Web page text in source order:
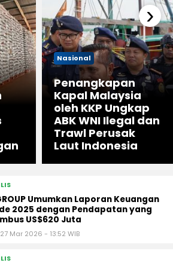
Nasional
Penangkapan
Kapal Malaysia
oleh KKP Ungkap
ABK WNI Ilegal dan
Trawl Perusak
Laut Indonesia
›
Umumkan Laporan Keuangan
2025 dengan Pendapatan yang
US$620 Juta
Mar 2026 - 13:52 WIB